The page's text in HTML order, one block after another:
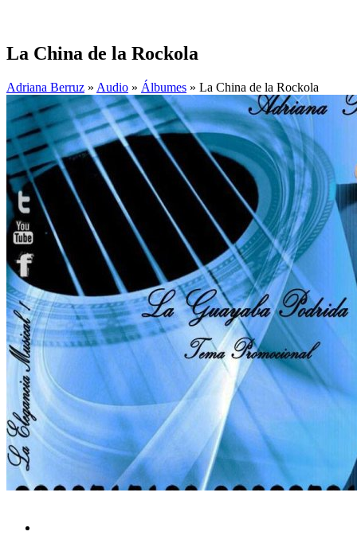
La China de la Rockola
Adriana Berruz » Audio » Álbumes » La China de la Rockola